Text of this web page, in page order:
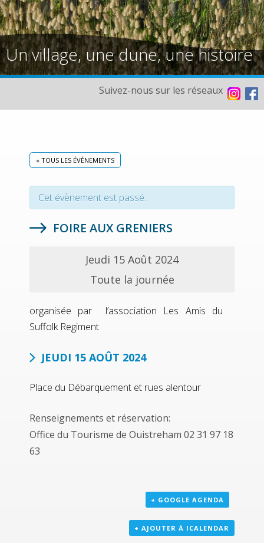
Un village, une dune, une histoire
Suivez-nous sur les réseaux
« TOUS LES ÉVÈNEMENTS
Cet évènement est passé.
FOIRE AUX GRENIERS
Jeudi 15 Août 2024
Toute la journée
organisée par l’association Les Amis du
Suffolk Regiment
JEUDI 15 AOÛT 2024
Place du Débarquement et rues alentour
Renseignements et réservation:
Office du Tourisme de Ouistreham 02 31 97 18
63
+ GOOGLE AGENDA
+ AJOUTER À ICALENDAR